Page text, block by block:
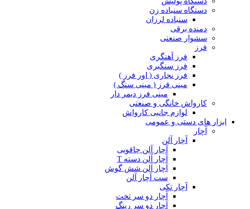
دستگاه سنباده زن
سنباده لرزان
دمنده برقی
سشوار صنعتی
فرز
فرز آهنگری
فرز سنگبری
فرز نجاری ( اور فرز )
مینی فرز ( مینی سنگ )
مینی فرز دیمر دار
کارواش خانگی و صنعتی
لوازم جانبی کارواش
ابزار های دستی و عمومی
آچار
آچار آلن
آچار آلن چاقویی
آچار آلن دسته T
آچار آلن شش گوش
ست آچار آلن
آچار تکی
آچار دو سر تخت
آچار دو سر رینگ